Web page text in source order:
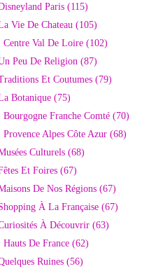
Paris (115)
Vie De Chateau (105)
. Centre Val De Loire (102)
Peu De Religion (87)
Et Coutumes (79)
Botanique (75)
. Bourgogne Franche Comté (70)
. Provence Alpes Côte Azur (68)
Culturels (68)
Et Foires (67)
De Nos Régions (67)
À La Française (67)
À Découvrir (63)
. Hauts De France (62)
Ruines (56)